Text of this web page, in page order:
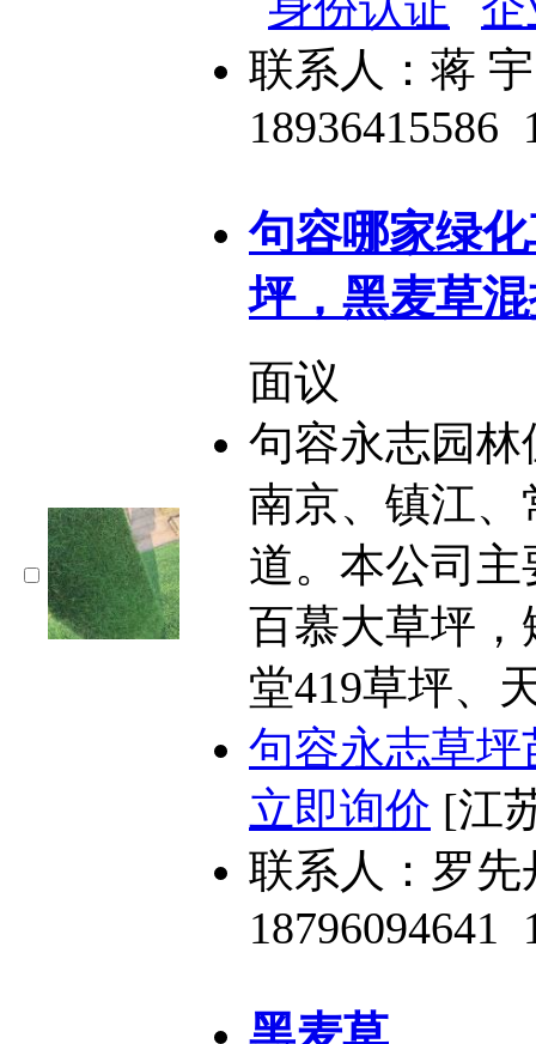
联系人：蒋 宇
18936415586
句容哪家绿
坪，黑麦草
面议
句容永志园
南京、镇江、
道。本公司
百慕大草坪
堂419草坪、
句容永志草
立即询价 [江
联系人：罗先
18796094641